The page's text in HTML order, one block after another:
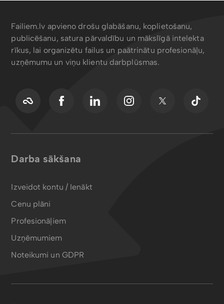
Failiem.lv apvieno drošu glabāšanu, koplietošanu,
publicēšanu, satura pārvaldību un mākslīgā intelekta
rīkus, lai organizētu failus un paātrinātu profesionāļu,
uzņēmumu un viņu klientu darbplūsmas.
Darba sākšana
Izveidot kontu / Ienākt
Cenu plāni
Profesionāļiem
Uzņēmumiem
Noteikumi un GDPR